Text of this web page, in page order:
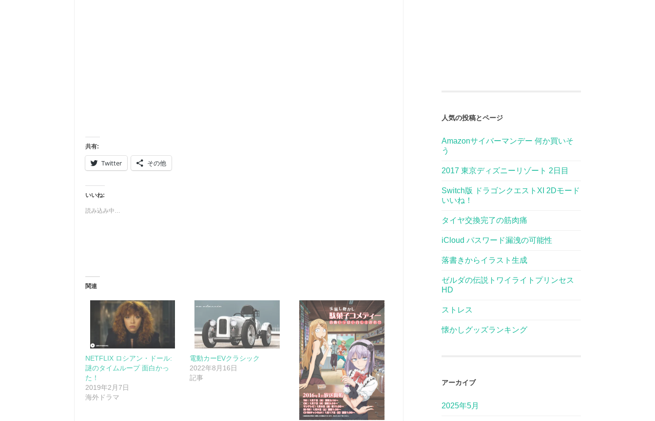
共有:
Twitter その他
いいね:
読み込み中…
関連
NETFLIX ロシアン・ドール:
謎のタイムループ 面白かっ
た！
2019年2月7日
海外ドラマ
電動カーEVクラシック
2022年8月16日
記事
人気の投稿とページ
Amazonサイバーマンデー 何か買いそ
う
2017 東京ディズニーリゾート 2日目
Switch版 ドラゴンクエストXI 2Dモード
いいね！
タイヤ交換完了の筋肉痛
iCloud パスワード漏洩の可能性
落書きからイラスト生成
ゼルダの伝説トワイライトプリンセス
HD
ストレス
懐かしグッズランキング
アーカイブ
2025年5月